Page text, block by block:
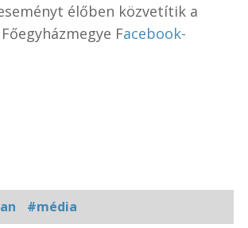
élőben közvetítik a
Facebook-
#média